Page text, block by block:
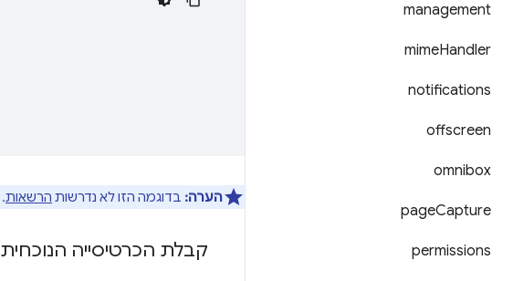
management
mimeHandler
notifications
offscreen
omnibox
pageCapture
permissions
הערה: בדוגמה הזו לא נדרשות הרשאות.
קבלת הכרטיסייה הנוכחית